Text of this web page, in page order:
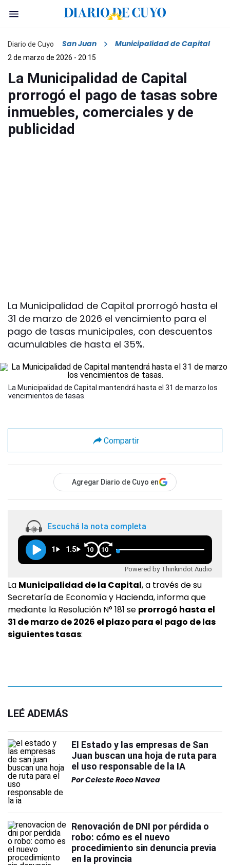
Diario de Cuyo San Juan Municipalidad de Capital
2 de marzo de 2026 - 20:15
La Municipalidad de Capital
prorrogó el pago de tasas sobre
inmuebles, comerciales y de
publicidad
La Municipalidad de Capital prorrogó hasta el
31 de marzo de 2026 el vencimiento para el
pago de tasas municipales, con descuentos
acumulables de hasta el 35%.
La Municipalidad de Capital mantendrá hasta el 31 de marzo los
vencimientos de tasas.
Compartir
Agregar Diario de Cuyo en
Escuchá la nota completa
1 1.5 10 10
Powered by Thinkindot Audio
La Municipalidad de la Capital, a través de su
Secretaría de Economía y Hacienda, informa que
mediante la Resolución N° 181 se prorrogó hasta el
31 de marzo de 2026 el plazo para el pago de las
siguientes tasas:
LEÉ ADEMÁS
El Estado y las empresas de San
Juan buscan una hoja de ruta para
el uso responsable de la IA
PorCeleste Roco Navea
Renovación de DNI por pérdida o
robo: cómo es el nuevo
procedimiento sin denuncia previa
en la provincia